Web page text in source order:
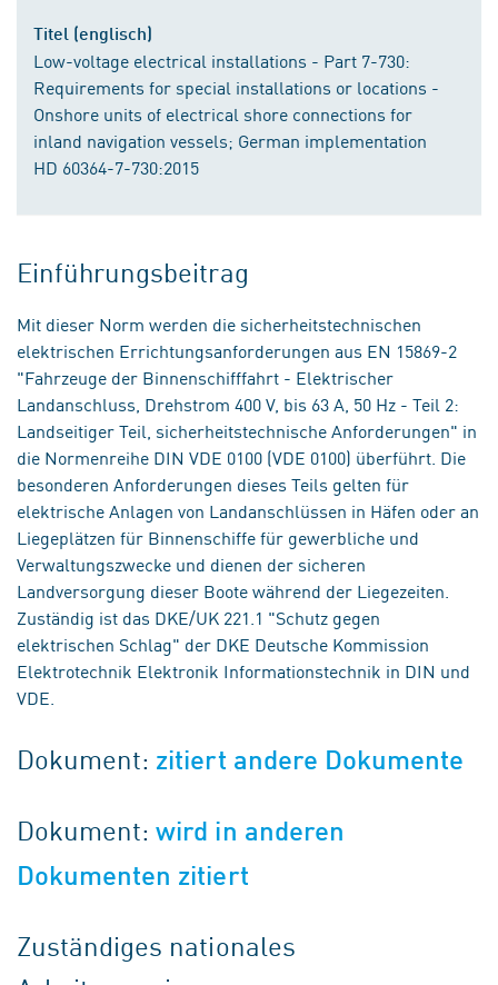
Titel (englisch)
Low-voltage electrical installations - Part 7-730:
Requirements for special installations or locations -
Onshore units of electrical shore connections for
inland navigation vessels; German implementation
HD 60364-7-730:2015
Einführungsbeitrag
Mit dieser Norm werden die sicherheitstechnischen
elektrischen Errichtungsanforderungen aus EN 15869-2
"Fahrzeuge der Binnenschifffahrt - Elektrischer
Landanschluss, Drehstrom 400 V, bis 63 A, 50 Hz - Teil 2:
Landseitiger Teil, sicherheitstechnische Anforderungen" in
die Normenreihe DIN VDE 0100 (VDE 0100) überführt. Die
besonderen Anforderungen dieses Teils gelten für
elektrische Anlagen von Landanschlüssen in Häfen oder an
Liegeplätzen für Binnenschiffe für gewerbliche und
Verwaltungszwecke und dienen der sicheren
Landversorgung dieser Boote während der Liegezeiten.
Zuständig ist das DKE/UK 221.1 "Schutz gegen
elektrischen Schlag" der DKE Deutsche Kommission
Elektrotechnik Elektronik Informationstechnik in DIN und
VDE.
Dokument: zitiert andere Dokumente
Dokument:wird in anderen
Dokumenten zitiert
Zuständiges nationales